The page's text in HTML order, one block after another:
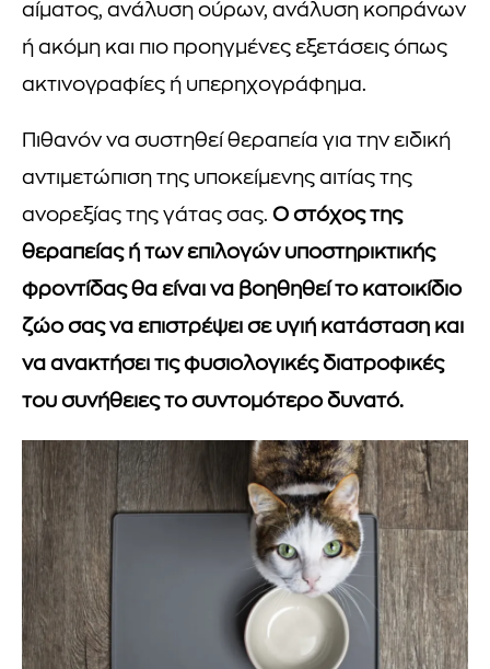
αίματος, ανάλυση ούρων, ανάλυση κοπράνων
ή ακόμη και πιο προηγμένες εξετάσεις όπως
ακτινογραφίες ή υπερηχογράφημα.
Πιθανόν να συστηθεί θεραπεία για την ειδική
αντιμετώπιση της υποκείμενης αιτίας της
ανορεξίας της γάτας σας. Ο στόχος της
θεραπείας ή των επιλογών υποστηρικτικής
φροντίδας θα είναι να βοηθηθεί το κατοικίδιο
ζώο σας να επιστρέψει σε υγιή κατάσταση και
να ανακτήσει τις φυσιολογικές διατροφικές
του συνήθειες το συντομότερο δυνατό.